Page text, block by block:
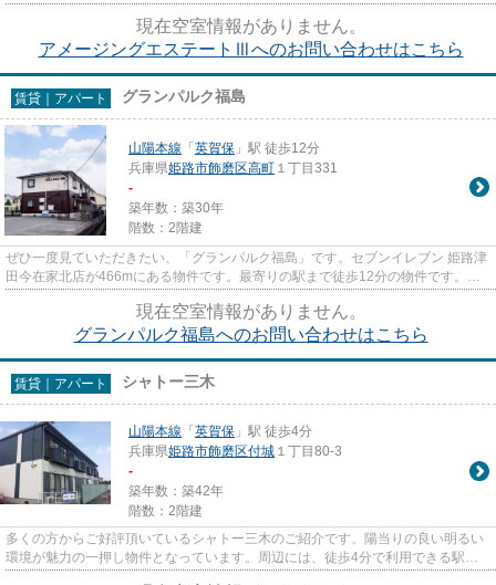
情報のことなら、地域に密着し...
現在空室情報がありません。
アメージングエステートⅢへのお問い合わせはこちら
賃貸｜アパート グランパルク福島
山陽本線 「英賀保 」駅 徒歩12分
兵庫県姫路市飾磨区高町 １丁目331
-
築年数：築30年
階数：2階建
ぜひ一度見ていただきたい、「グランパルク福島」です。セブンイレブン 姫路津
田今在家北店が466mにある物件です。最寄りの駅まで徒歩12分の物件です。こ
ちらの物件はアパートです。物...
現在空室情報がありません。
グランパルク福島へのお問い合わせはこちら
賃貸｜アパート シャトー三木
山陽本線 「英賀保 」駅 徒歩4分
兵庫県姫路市飾磨区付城 １丁目80-3
-
築年数：築42年
階数：2階建
多くの方からご好評頂いているシャトー三木のご紹介です。陽当りの良い明るい
環境が魅力の一押し物件となっています。周辺には、徒歩4分で利用できる駅が
あります。こちらの物件はアパ...